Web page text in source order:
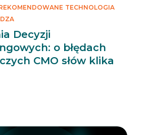
Decyzji
o błędach
CMO słów klika
TECHNOLOGIA